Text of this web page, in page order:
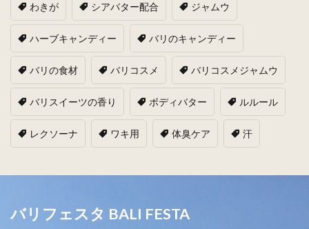
わきが シアバター配合 ジャムウ
ハーブキャンディー バリのキャンディー
バリの食材 バリコスメ バリコスメジャムウ
バリスイーツの香り ボディバター ルルール
レクソーナ ワキ用 体臭ケア 汗
バリフェスタ BALI FESTA